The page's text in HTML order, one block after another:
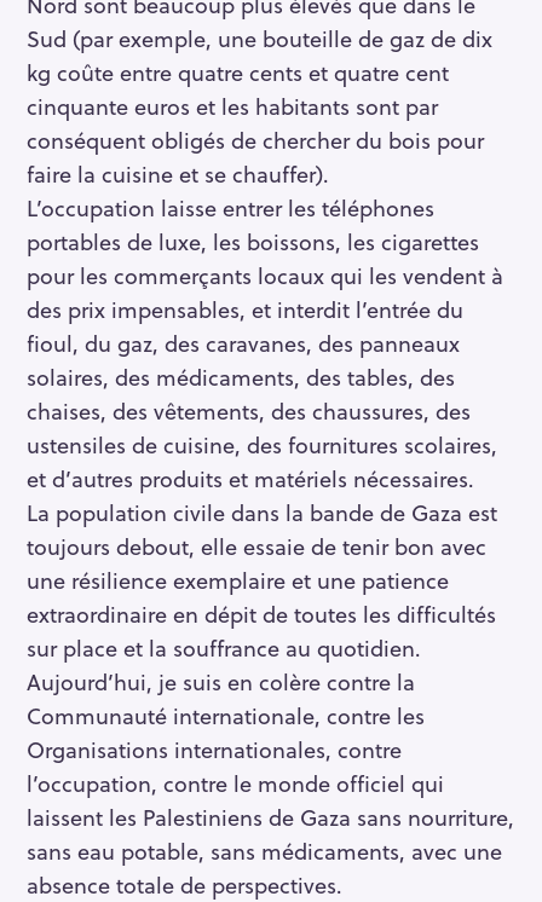
Sud (par exemple, une bouteille de gaz de dix
kg coûte entre quatre cents et quatre cent
cinquante euros et les habitants sont par
conséquent obligés de chercher du bois pour
faire la cuisine et se chauffer).
L’occupation laisse entrer les téléphones
portables de luxe, les boissons, les cigarettes
pour les commerçants locaux qui les vendent à
des prix impensables, et interdit l’entrée du
fioul, du gaz, des caravanes, des panneaux
solaires, des médicaments, des tables, des
chaises, des vêtements, des chaussures, des
ustensiles de cuisine, des fournitures scolaires,
et d’autres produits et matériels nécessaires.
La population civile dans la bande de Gaza est
toujours debout, elle essaie de tenir bon avec
une résilience exemplaire et une patience
extraordinaire en dépit de toutes les difficultés
sur place et la souffrance au quotidien.
Aujourd’hui, je suis en colère contre la
Communauté internationale, contre les
Organisations internationales, contre
l’occupation, contre le monde officiel qui
laissent les Palestiniens de Gaza sans nourriture,
sans eau potable, sans médicaments, avec une
absence totale de perspectives.